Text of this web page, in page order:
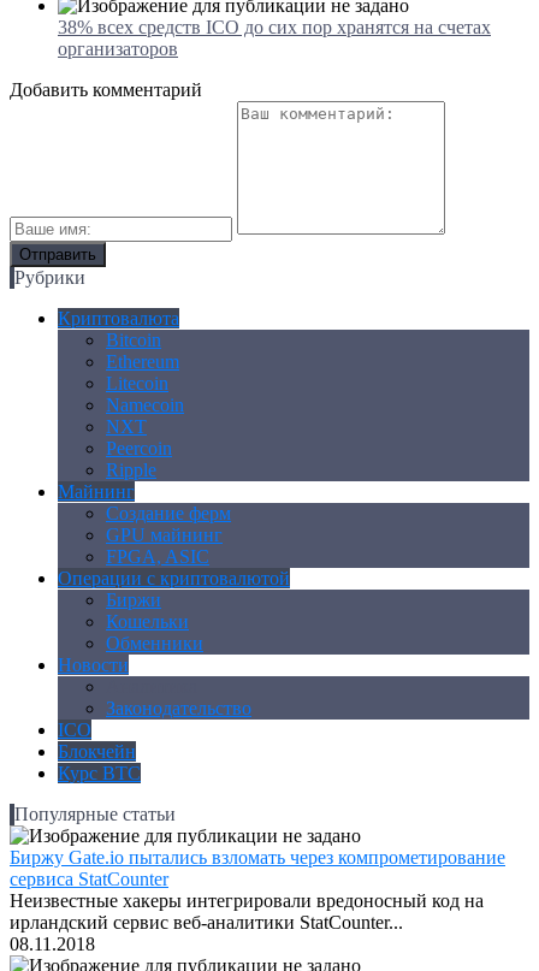
38% всех средств ICO до сих пор хранятся на счетах
организаторов
Добавить комментарий
Рубрики
Криптовалюта
Bitcoin
Ethereum
Litecoin
Namecoin
NXT
Peercoin
Ripple
Майнинг
Создание ферм
GPU майнинг
FPGA, ASIC
Операции с криптовалютой
Биржи
Кошельки
Обменники
Новости
Законодательство
ICO
Блокчейн
Курс BTC
Популярные статьи
Биржу Gate.io пытались взломать через компрометирование
сервиса StatCounter
Неизвестные хакеры интегрировали вредоносный код на
ирландский сервис веб-аналитики StatCounter...
08.11.2018